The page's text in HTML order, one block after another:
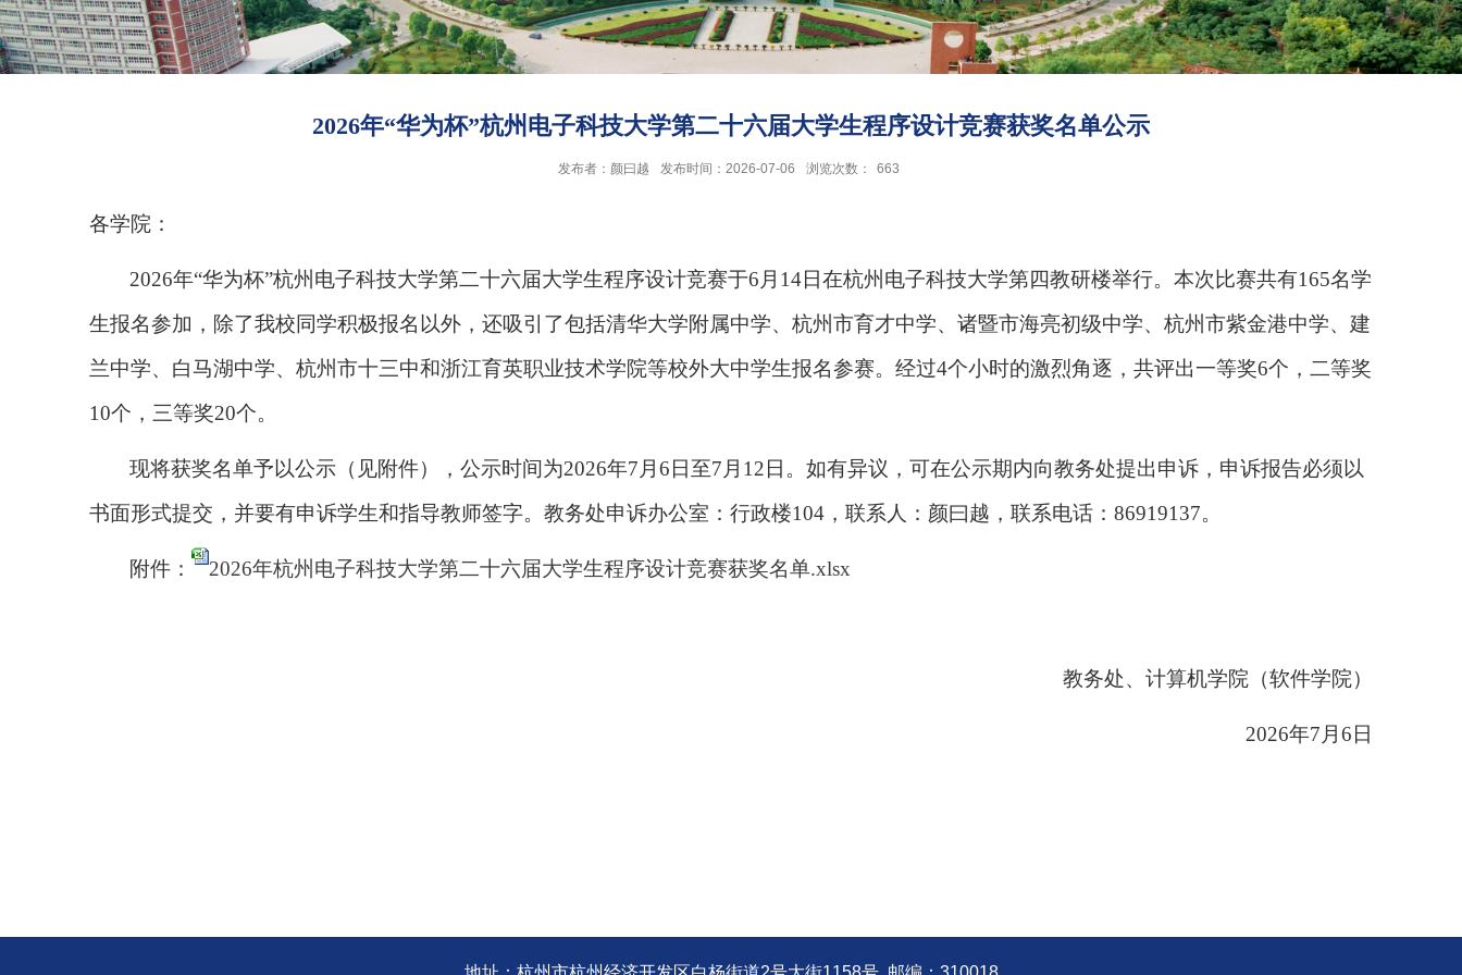
2026年“华为杯”杭州电子科技大学第二十六届大学生程序设计竞赛获奖名单公示
发布者：颜曰越 发布时间：2026-07-06 浏览次数： 663
各学院：
2026年“华为杯”杭州电子科技大学第二十六届大学生程序设计竞赛于6月14日在杭州电子科技大学第四教研楼举行。本次比赛共有165名学
生报名参加，除了我校同学积极报名以外，还吸引了包括清华大学附属中学、杭州市育才中学、诸暨市海亮初级中学、杭州市紫金港中学、建
兰中学、白马湖中学、杭州市十三中和浙江育英职业技术学院等校外大中学生报名参赛。经过4个小时的激烈角逐，共评出一等奖6个，二等奖
10个，三等奖20个。
现将获奖名单予以公示（见附件），公示时间为2026年7月6日至7月12日。如有异议，可在公示期内向教务处提出申诉，申诉报告必须以
书面形式提交，并要有申诉学生和指导教师签字。教务处申诉办公室：行政楼104，联系人：颜曰越，联系电话：86919137。
附件： 2026年杭州电子科技大学第二十六届大学生程序设计竞赛获奖名单.xlsx
教务处、计算机学院（软件学院）
2026年7月6日